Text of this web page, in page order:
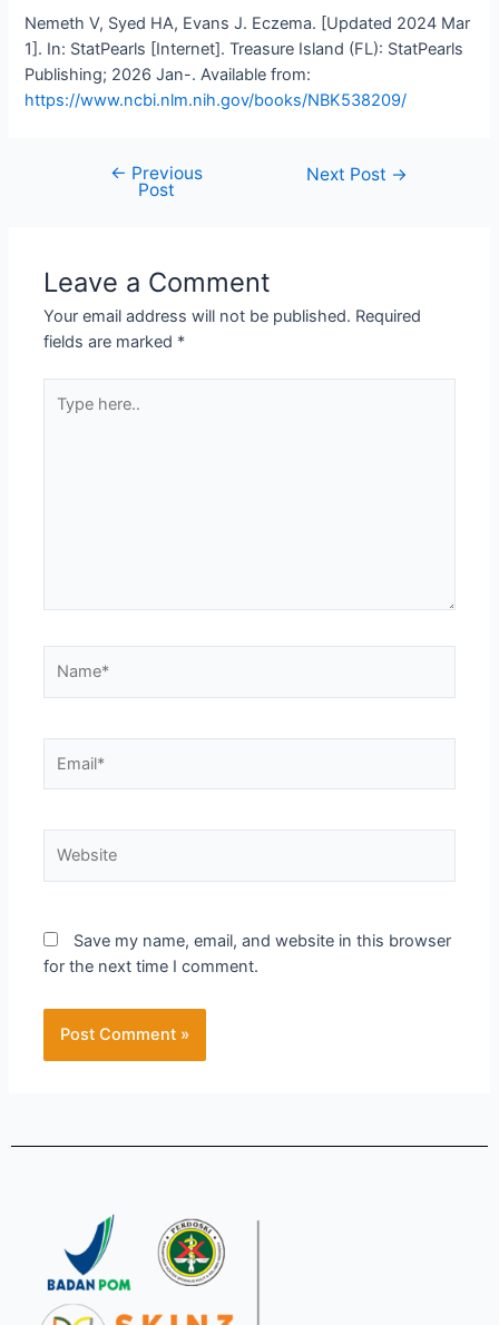
Nemeth V, Syed HA, Evans J. Eczema. [Updated 2024 Mar
1]. In: StatPearls [Internet]. Treasure Island (FL): StatPearls
Publishing; 2026 Jan-. Available from:
https://www.ncbi.nlm.nih.gov/books/NBK538209/
← Previous
Post
Next Post →
Leave a Comment
Your email address will not be published. Required
fields are marked *
Save my name, email, and website in this browser
for the next time I comment.